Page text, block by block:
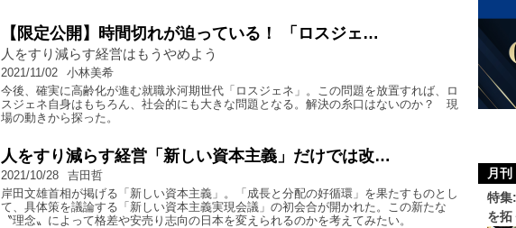
【限定公開】時間切れが迫っている！ 「ロスジェ…
人をすり減らす経営はもうやめよう
2021/11/02
小林美希
今後、確実に高齢化が進む就職氷河期世代「ロスジェネ」。この問題を放置すれば、ロ
スジェネ自身はもちろん、社会的にも大きな問題となる。解決の糸口はないのか？ 現
場の動きから探った。
人をすり減らす経営「新しい資本主義」だけでは改…
2021/10/28
吉田哲
岸田文雄首相が掲げる「新しい資本主義」。「成長と分配の好循環」を果たすものとし
て、具体策を議論する「新しい資本主義実現会議」の初会合が開かれた。この新たな
〝理念〟によって格差や安売り志向の日本を変えられるのかを考えてみたい。
月刊
特
を拓